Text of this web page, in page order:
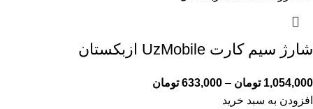
شارژ سیم کارت UzMobile ازبکستان
1,054,000 تومان –
633,000 تومان
افزودن به سبد خرید